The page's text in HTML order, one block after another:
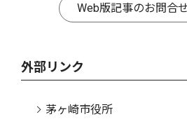
Web版記事のお問合
外部リンク
茅ヶ崎市役所